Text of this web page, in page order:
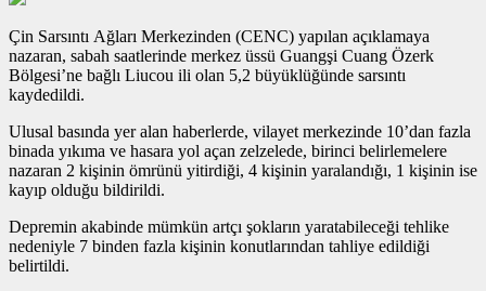
Çin Sarsıntı Ağları Merkezinden (CENC) yapılan açıklamaya
nazaran, sabah saatlerinde merkez üssü Guangşi Cuang Özerk
Bölgesi’ne bağlı Liucou ili olan 5,2 büyüklüğünde sarsıntı
kaydedildi.
Ulusal basında yer alan haberlerde, vilayet merkezinde 10’dan fazla
binada yıkıma ve hasara yol açan zelzelede, birinci belirlemelere
nazaran 2 kişinin ömrünü yitirdiği, 4 kişinin yaralandığı, 1 kişinin ise
kayıp olduğu bildirildi.
Depremin akabinde mümkün artçı şokların yaratabileceği tehlike
nedeniyle 7 binden fazla kişinin konutlarından tahliye edildiği
belirtildi.